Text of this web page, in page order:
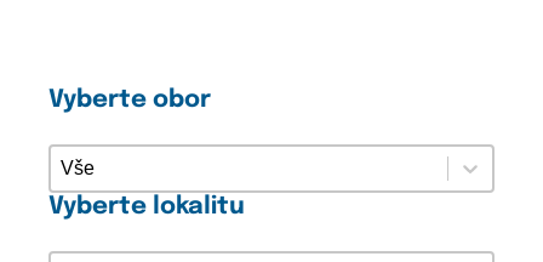
Vyberte obor
Vyberte obor
Vyberte obor
Vyberte lokalitu